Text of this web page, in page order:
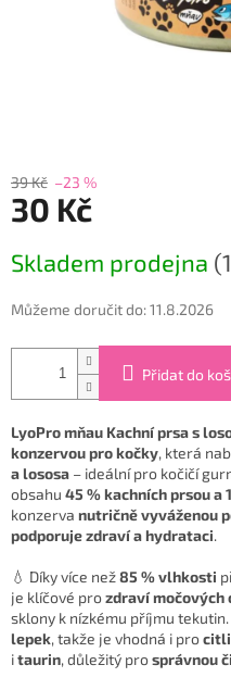
39 Kč –23 %
30 Kč
cena:
Skladem prodejna
Můžeme doručit do:11.8.2026
Přidat do
LyoPro mňau Kachní prsa s
konzervou pro kočky, která
a lososa – ideální pro kočičí
obsahu 45 % kachních prsou a
konzerva nutričně vyváženou
podporuje zdraví a hydrataci.
💧 Díky více než85 % vlhkosti
je klíčové prozdraví močových
sklony k nízkému příjmu
lepek, takže je vhodná i pro
itaurin, důležitý prosprávnou